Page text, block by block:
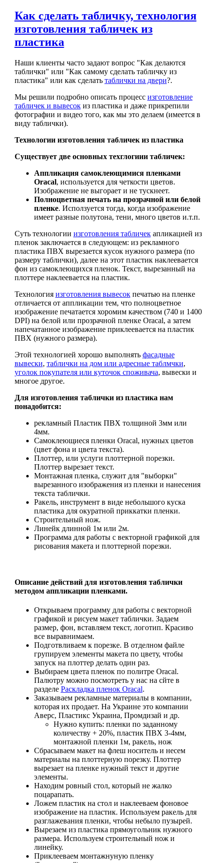
Как сделать табличку, технология
изготовления табличек из
пластика
Наши клиенты часто задают вопрос "Как делаются
таблички" или "Как самому сделать табличку из
пластика" или как сделать таблички на двери?.
Мы решили подробно описать процесс изготовление
табличек и вывесокиз пластика и даже прикрепили
фотографии и видео того, как мы это делаем (имеется в
виду таблички).
Технологии изготовления табличек из пластика
Существует две основных техглогиии табличек:
Аппликация самоклеющимися пленками
Oracal, используется для четкости цветов.
Изображение не выгорает и не тускнеет.
Полноцветная печать на прозрачной или белой
пленке. Исползуется тогда, когда изображение
имеет разные полутона, тени, много цветов и.т.п.
Суть технологии изготовления табличекапликацией из
пленок заключается в следующем: из рекламного
пластика ПВХ вырезается кусок нужного размера (по
размеру таблички), далее на этот пластик наклеевается
фон из самоклеющихся пленок. Текст, вырезанный на
плоттере наклеевается на пластик.
Технология изготовления вывесокпечатью на пленке
отличается от аппликации тем, что полноцветное
изображение печатается хоромим качеством (740 и 1400
DPI) на белой или прозрачной пленке Oracal, а затем
напечатанное изображение приклеевается на пластик
ПВХ (нужного размера).
Этой технологией хорошо выполнять фасадные
вывески, таблички на дом или адресные таблмчки,
уголок покупателя или куточок споживача, вывески и
многое другое.
Для изготовления таблички из пластика нам
понадобится:
рекламный Пластик ПВХ толщиной 3мм или
4мм.
Самоклеющиеся пленки Oracal, нужных цветов
(цвет фона и цвета текста).
Плоттер, или услуги плоттерной порезки.
Плоттер вырезает текст.
Монтажная пленка, служит для "выборки"
вырезанного изображения из пленки и нанесения
текста таблички.
Ракель, инструмент в виде небольшого куска
пластика для окуратной приккатки пленки.
Строительный нож.
Линейк длинной 1м или 2м.
Программа для работы с векторной графикой для
рисования макета и плоттерной порезки.
Описание действий для изготовления таблички
методом аппликации пленками.
Открываем программу для работы с векторной
графикой и рисуем макет таблички. Задаем
размер, фон, вставляем текст, логотип. Красиво
все выравнимаем.
Подготвливаем к порезке. В отделном файле
групируем элементы макета по цвету, чтобы
запуск на плоттер делать один раз.
Выбираем цвета пленок по политре Oracal.
Палютру можно посмотреть у нас на сйте в
разделе Раскладка пленок Oracal.
Заказываем рекламные материалы в компании,
которая их продает. На Украине это компании
Аверс, Пластикс Украина, Промдизай и др.
Нужно купить: пленки по заданному
количеству + 20%, пластик ПВХ 3-4мм,
монтажной пленки 1м, ракель, нож
Сбрасываем макет на флеш носитель и несем
материалы на плоттерную порезку. Плоттер
вырезает на пленке нужный текст и другие
элементы.
Находим ровный стол, который не жалко
поцарапать.
Ложем пластик на стол и наклееваем фоновое
изображение на пластик. Используем ракель для
разглажевания пленки, чтобы небыло пузырей.
Вырезаем из пластика прямоугольник нужного
размера. Используем строительный нож и
линейку.
Приклееваем монтажнуную пленку